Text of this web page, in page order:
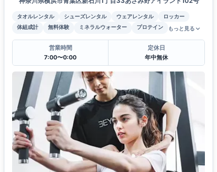
タオルレンタル シューズレンタル ウェアレンタル
ロッカー
体組成計
無料体験 ミネラルウォーター プロテイン もっと見る
営業時間
7:00〜0:00
定休日
年中無休